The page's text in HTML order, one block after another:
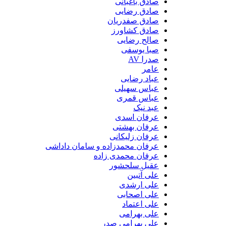
صادق رضایی
صادق صفدریان
صادق کشاورز
صالح رضایی
صبا یوسفی
صدرا AV
عامر
عباد رضایی
عباس سهیلی
عباس قمری
عبد نیک
عرفان اسدی
عرفان بهشتی
عرفان زلیکانی
عرفان محمدزاده و سامان داداشی
عرفان محمدی زاده
عقیل سلحشور
علی آتبین
علی ارشدی
علی اصحابی
علی اعتماد
علی بهرامی
علی بهرامی صدر